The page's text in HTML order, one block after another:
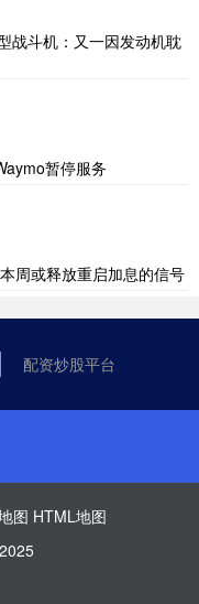
战斗机：又一因发动机耽
暂停服务
周或释放重启加息的信号
配资炒股平台
图 HTML地图